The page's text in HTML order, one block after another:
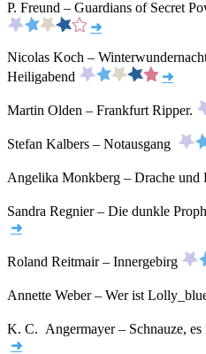
P. Freund – Guardians of Secret
➜
Nicolas Koch –
Heiligabend
➜
Martin Olden – Frankfurt Ripper.
Stefan Kalbers – Notausgang
Angelika Monkberg – Drache und
Sandra Regnier – Die dunkle
➜
Roland Reitmair – Innergebirg
Annette Weber – Wer ist
K. C. Angermayer – Schnauze, es
➜